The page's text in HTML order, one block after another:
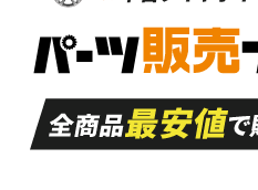
S
品）
A
走行距離も少なく、
目立つ傷もほとんど
ない中古品